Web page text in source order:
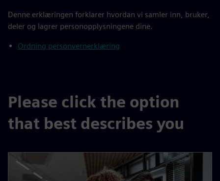
Denne erklæringen forklarer hvordan vi samler inn, bruker,
deler og lagrer personopplysningene dine.
Ordning personvernerklæring
Please click the option
that best describes you